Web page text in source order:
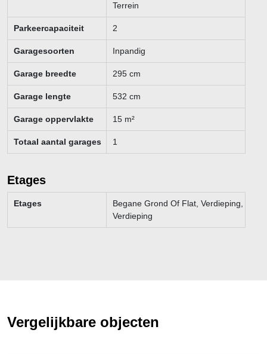
Terrein
Parkeercapaciteit 2
Garagesoorten Inpandig
Garage breedte 295 cm
Garage lengte 532 cm
Garage oppervlakte 15 m²
Totaal aantal garages 1
Etages
Etages
Begane Grond Of Flat, Verdieping,
Verdieping
Vergelijkbare objecten